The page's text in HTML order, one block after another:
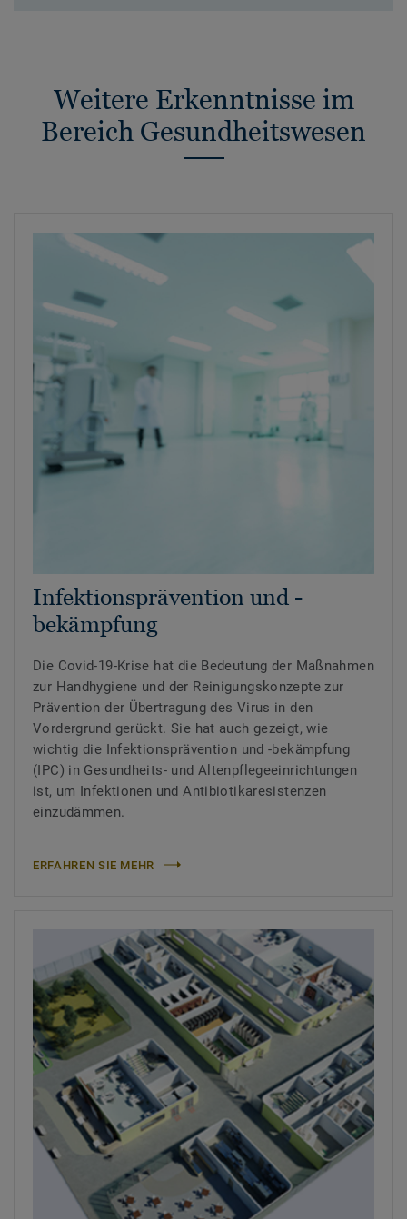
Weitere Erkenntnisse im
Bereich Gesundheitswesen
Infektionsprävention und -
bekämpfung
Die Covid-19-Krise hat die Bedeutung der Maßnahmen
zur Handhygiene und der Reinigungskonzepte zur
Prävention der Übertragung des Virus in den
Vordergrund gerückt. Sie hat auch gezeigt, wie
wichtig die Infektionsprävention und -bekämpfung
(IPC) in Gesundheits- und Altenpflegeeinrichtungen
ist, um Infektionen und Antibiotikaresistenzen
einzudämmen.
ERFAHREN SIE MEHR